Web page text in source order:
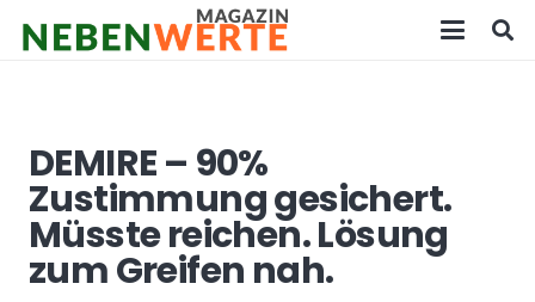
DEMIRE – 90%
Zustimmung gesichert.
Müsste reichen. Lösung
zum Greifen nah.